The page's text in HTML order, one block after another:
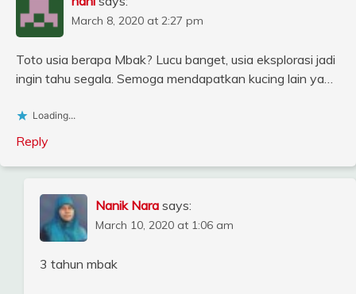
March 8, 2020 at 2:27 pm
Toto usia berapa Mbak? Lucu banget, usia eksplorasi jadi
ingin tahu segala. Semoga mendapatkan kucing lain ya…
Loading...
Reply
Nanik Nara says:
March 10, 2020 at 1:06 am
3 tahun mbak